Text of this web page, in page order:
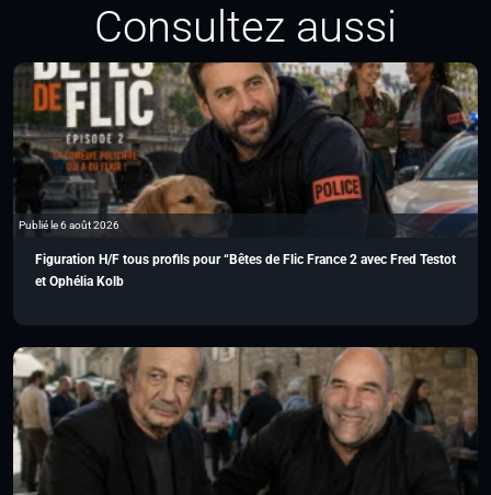
Consultez aussi
Publié le 6 août 2026
Figuration H/F tous profils pour “Bêtes de Flic France 2 avec Fred Testot
et Ophélia Kolb